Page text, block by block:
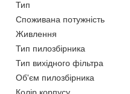
Тип
Споживана потужність
Живлення
Тип пилозбірника
Тип вихідного фільтра
Об'єм пилозбірника
Колір корпусу